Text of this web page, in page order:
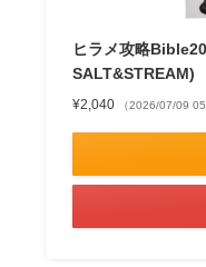
ヒラメ攻略
SALT&STREAM)
¥2,040 （2026/07/09